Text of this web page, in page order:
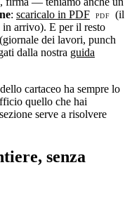
: scaricalo in PDF
(il
arrivo). E per il resto
dei lavori, punch
dalla nostra guida
cartaceo ha sempre lo
quello che hai
serve a risolvere
senza